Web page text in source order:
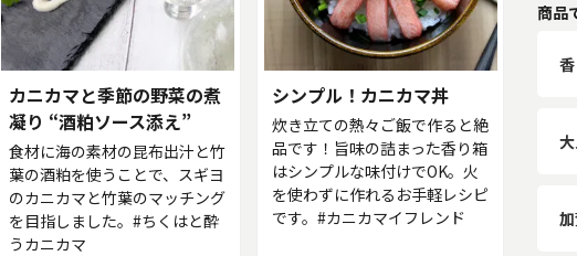
カニカマと季節の野菜の煮
凝り “酒粕ソース添え”
食材に海の素材の昆布出汁と竹
葉の酒粕を使うことで、スギヨ
のカニカマと竹葉のマッチング
を目指しました。#ちくはと酔
うカニカマ
シンプル！カニカマ丼
炊き立ての熱々ご飯で作ると絶
品です！旨味の詰まった香り箱
はシンプルな味付けでOK。火
を使わずに作れるお手軽レシピ
です。#カニカマイフレンド
商品